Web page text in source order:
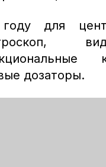
для
дозаторы.